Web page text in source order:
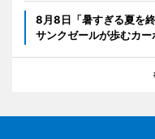
8月8日「暑すぎる夏を
サンクゼールが歩むカ